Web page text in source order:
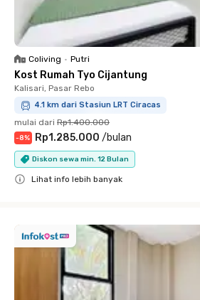
Coliving • Putri
Kost Rumah Tyo Cijantung
Kalisari, Pasar Rebo
4.1 km dari Stasiun LRT Ciracas
mulai dari Rp1.400.000
-8% Rp1.285.000 /bulan
Diskon sewa min. 12 Bulan
Lihat info lebih banyak